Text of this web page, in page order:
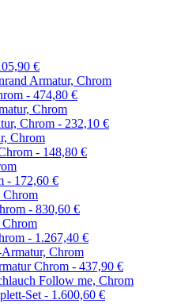
€
- 474,80 €
Chrom - 232,10 €
- 148,80 €
- 172,60 €
- 830,60 €
- 1.267,40 €
Chrom - 437,90 €
Set - 1.600,60 €